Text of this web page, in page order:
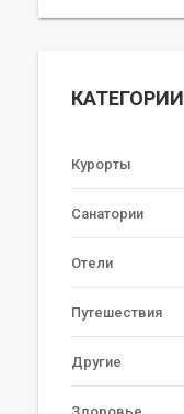
КАТЕГОРИИ
Курорты
Санатории
Отели
Путешествия
Другие